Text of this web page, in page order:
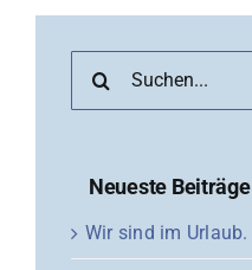
nach:
Neueste Beiträge
Wir sind im Urlaub.